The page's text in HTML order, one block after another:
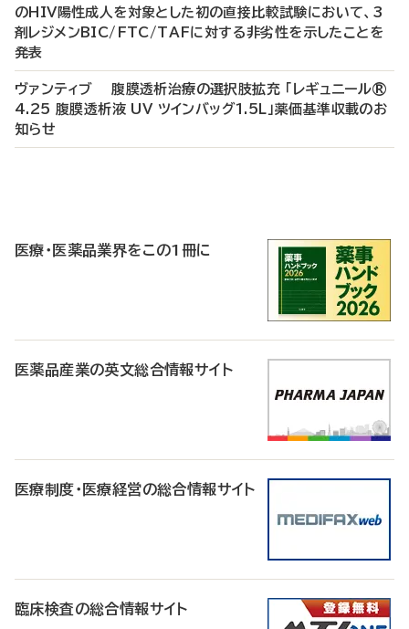
のHIV陽性成人を対象とした初の直接比較試験において、3
剤レジメンBIC/FTC/TAFに対する非劣性を示したことを
発表
ヴァンティブ 腹膜透析治療の選択肢拡充 「レギュニール®
4.25 腹膜透析液 UV ツインバッグ1.5L」薬価基準収載のお
知らせ
医療・医薬品業界をこの1冊に
医薬品産業の英文総合情報サイト
医療制度・医療経営の総合情報サイト
臨床検査の総合情報サイト